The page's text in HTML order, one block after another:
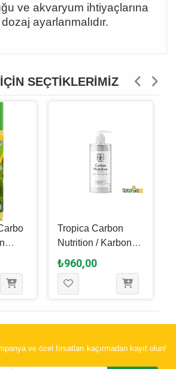
ve akvaryum ihtiyaçlarına
ayarlanmalıdır.
SEÇTIKLERIMIZ
Tropica Carbon
Nutrition / Karbon
Bitki Katkısı 300 Ml
₺960,00
ve özel fırsatları kaçırmadan kayıt olun!